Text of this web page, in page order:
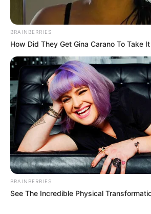
BRAINBERRIES
How Did They Get Gina Carano To Take
BRAINBERRIES
See The Incredible Physical